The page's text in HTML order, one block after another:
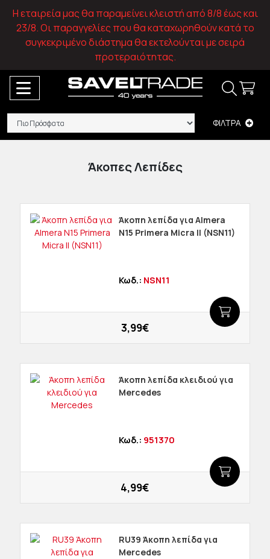
Η εταιρεία μας θα παραμείνει κλειστή από 8/8 έως και
23/8. Οι παραγγελίες που θα καταχωρηθούν κατά το
συγκεκριμένο διάστημα θα εκτελούνται με σειρά
προτεραιότητας.
ΦΙΛΤΡΑ
Άκοπες Λεπίδες
Άκοπη λεπίδα για Almera
N15 Primera Micra II (NSN11)
Κωδ.: NSN11
3,99€
Άκοπη λεπίδα κλειδιού για
Mercedes
Κωδ.: 951370
4,99€
RU39 Άκοπη λεπίδα για
Mercedes